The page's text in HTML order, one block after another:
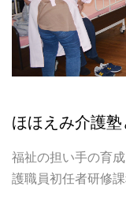
ほほえみ介護塾
福祉の担い手の育
護職員初任者研修